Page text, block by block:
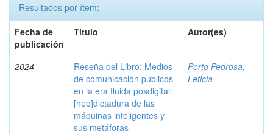
Resultados por ítem:
Fecha de
publicación
Título Autor(es)
2024
Reseña del Libro: Medios
de comunicación públicos
en la era fluida posdigital:
[neo]dictadura de las
máquinas inteligentes y
sus metáforas
Porto Pedrosa,
Leticia